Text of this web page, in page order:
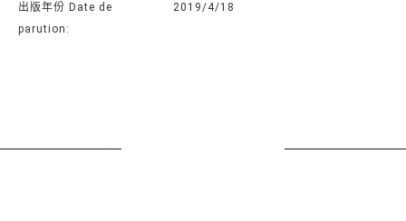
出版年份 Date de
parution:
2019/4/18